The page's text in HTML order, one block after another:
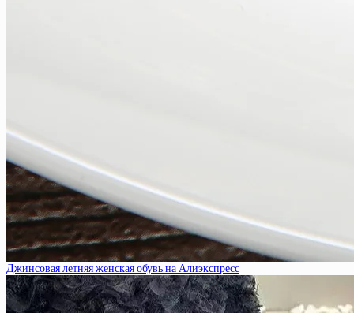
Джинсовая летняя женская обувь на Алиэкспресс